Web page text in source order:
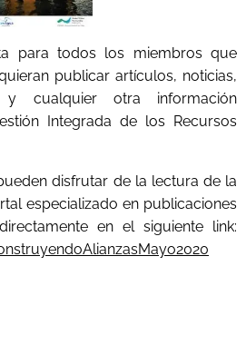
para todos los miembros que
publicar artículos, noticias,
y cualquier otra información
Integrada de los Recursos
disfrutar de la lectura de la
especializado en publicaciones
en el siguiente link: